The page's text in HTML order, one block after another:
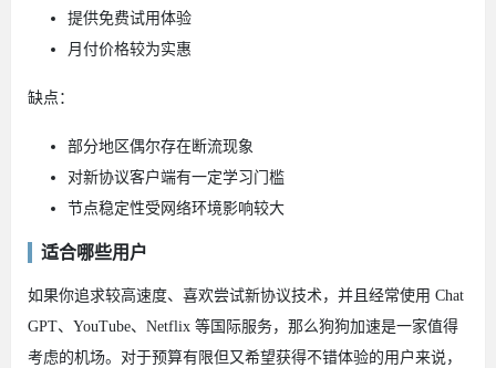
提供免费试用体验
月付价格较为实惠
缺点：
部分地区偶尔存在断流现象
对新协议客户端有一定学习门槛
节点稳定性受网络环境影响较大
适合哪些用户
如果你追求较高速度、喜欢尝试新协议技术，并且经常使用 Chat
GPT、YouTube、Netflix 等国际服务，那么狗狗加速是一家值得
考虑的机场。对于预算有限但又希望获得不错体验的用户来说，